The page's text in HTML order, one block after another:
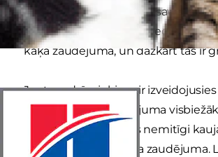
saglabā lielu daļu savas „savvaļas”
kaķiem ir vērojamas uzvedības
kaķa zaudējuma, un dažkārt tās ir
Ja starp dzīvniekiem ir izveidojusies
tad pēc biedra zaudējuma
skumjas. Pat kaķi, kas nemitīgi
bēdas pēc cīņu biedra zaudējuma.